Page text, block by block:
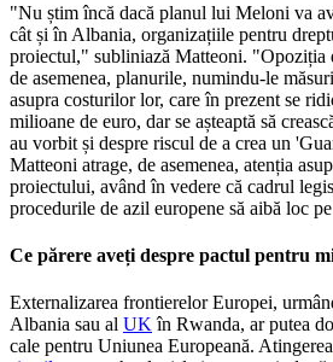
"Nu știm încă dacă planul lui Meloni va
cât și în Albania, organizațiile pentru
proiectul," subliniază Matteoni. "Opoziția
de asemenea, planurile, numindu-le
asupra costurilor lor, care în prezent se
milioane de euro, dar se așteaptă să
au vorbit și despre riscul de a crea un
Matteoni atrage, de asemenea, atenția
proiectului, având în vedere că cadrul
procedurile de azil europene să aibă loc
Ce părere aveți despre pactul pentru
Externalizarea frontierelor Europei,
Albania sau al UKîn Rwanda, ar putea
cale pentru Uniunea Europeană. Atingerea